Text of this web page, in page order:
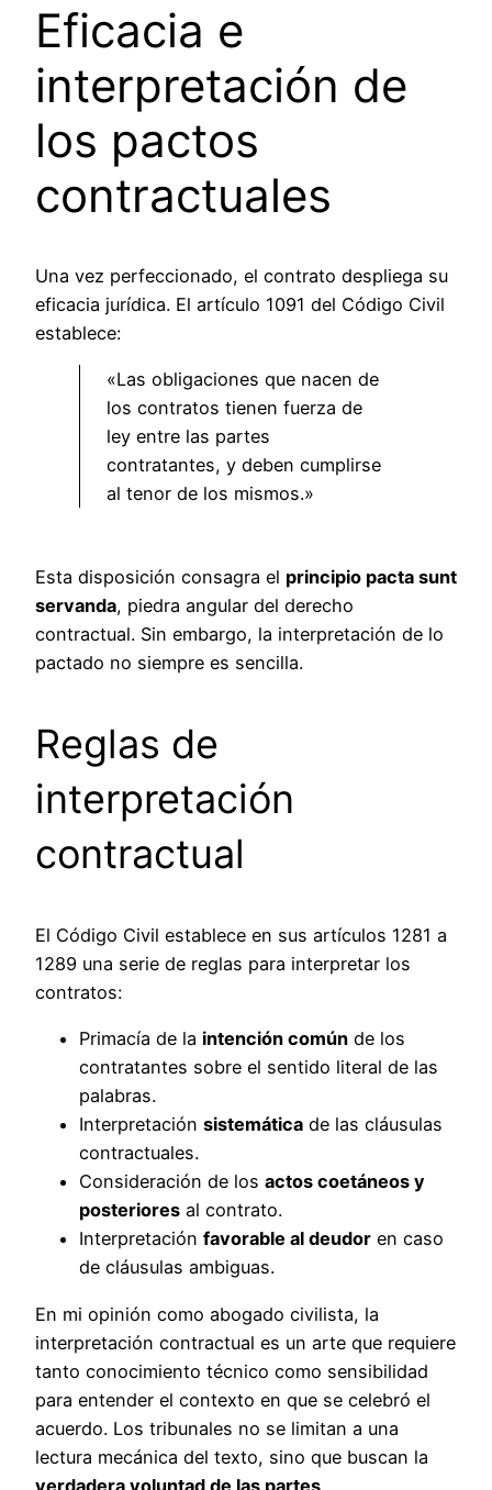
Eficacia e
interpretación de
los pactos
contractuales
Una vez perfeccionado, el contrato despliega su
eficacia jurídica. El artículo 1091 del Código Civil
establece:
«Las obligaciones que nacen de
los contratos tienen fuerza de
ley entre las partes
contratantes, y deben cumplirse
al tenor de los mismos.»
Esta disposición consagra el principio pacta sunt
servanda, piedra angular del derecho
contractual. Sin embargo, la interpretación de lo
pactado no siempre es sencilla.
Reglas de
interpretación
contractual
El Código Civil establece en sus artículos 1281 a
1289 una serie de reglas para interpretar los
contratos:
Primacía de la intención común de los
contratantes sobre el sentido literal de las
palabras.
Interpretación sistemática de las cláusulas
contractuales.
Consideración de los actos coetáneos y
posteriores al contrato.
Interpretación favorable al deudor en caso
de cláusulas ambiguas.
En mi opinión como abogado civilista, la
interpretación contractual es un arte que requiere
tanto conocimiento técnico como sensibilidad
para entender el contexto en que se celebró el
acuerdo. Los tribunales no se limitan a una
lectura mecánica del texto, sino que buscan la
verdadera voluntad de las partes